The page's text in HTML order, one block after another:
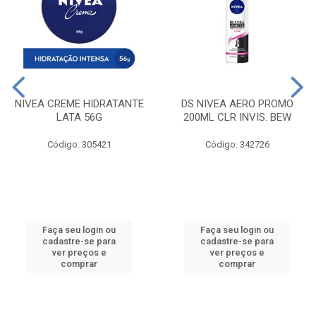
NIVEA CREME HIDRATANTE
LATA 56G
Código: 305421
Faça seu login ou
cadastre-se para
ver preços e
comprar
DS NIVEA AERO PROMO
200ML CLR INVIS. BEW
Código: 342726
Faça seu login ou
cadastre-se para
ver preços e
comprar